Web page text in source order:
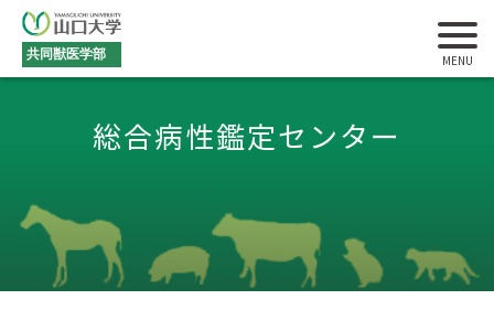
共同獣医学部
総合病性鑑定センター